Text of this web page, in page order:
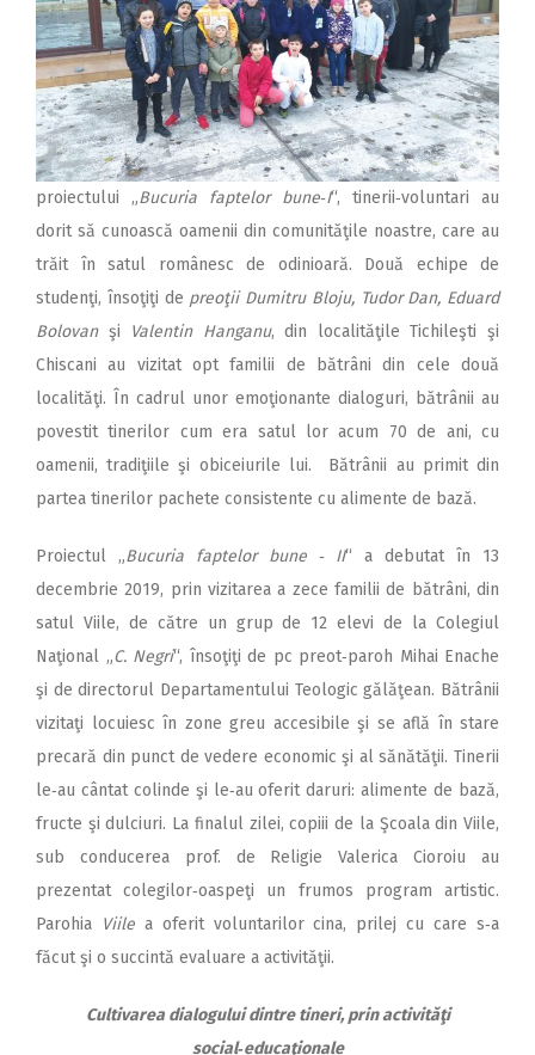
proiectului „Bucuria faptelor bune‑I“, tinerii‑voluntari au
dorit să cunoască oamenii din comunităţile noastre, care au
trăit în satul românesc de odinioară. Două echipe de
studenţi, însoţiţi de preoţii Dumitru Bloju, Tudor Dan, Eduard
Bolovan şi Valentin Hanganu, din localităţile Tichileşti şi
Chiscani au vizitat opt familii de bătrâni din cele două
localităţi. În cadrul unor emoţionante dialoguri, bătrânii au
povestit tinerilor cum era satul lor acum 70 de ani, cu
oamenii, tradiţiile şi obiceiurile lui. Bătrânii au primit din
partea tinerilor pachete consistente cu alimente de bază.
Proiectul „Bucuria faptelor bune ‑ II“ a debutat în 13
decembrie 2019, prin vizitarea a zece familii de bătrâni, din
satul Viile, de către un grup de 12 elevi de la Colegiul
Naţional „C. Negri“, însoţiţi de pc preot‑paroh Mihai Enache
şi de directorul Departamentului Teologic gălăţean. Bătrânii
vizitaţi locuiesc în zone greu accesibile şi se află în stare
precară din punct de vedere economic şi al sănătăţii. Tinerii
le‑au cântat colinde şi le‑au oferit daruri: alimente de bază,
fructe şi dulciuri. La finalul zilei, copiii de la Şcoala din Viile,
sub conducerea prof. de Religie Valerica Cioroiu au
prezentat colegilor‑oaspeţi un frumos program artistic.
Parohia Viilea oferit voluntarilor cina, prilej cu care s‑a
făcut şi o succintă evaluare a activităţii.
Cultivarea dialogului dintre tineri, prin activităţi
social‑educaţionale